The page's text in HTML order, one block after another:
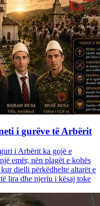
i gurëve të Arbërit
i Arbërit ka gojë e
emër, nën plagët e kohës
dielli përkëdhelte altarët e
lira dhe njeriu i kësaj toke